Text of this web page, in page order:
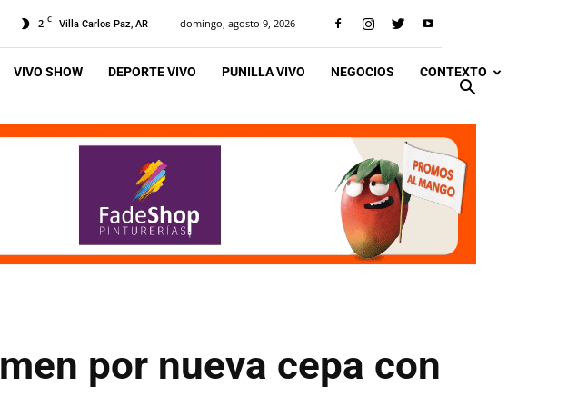
2 C Villa Carlos Paz, AR domingo, agosto 9, 2026
VIVO SHOW DEPORTE VIVO PUNILLA VIVO NEGOCIOS CONTEXTO
por nueva cepa con